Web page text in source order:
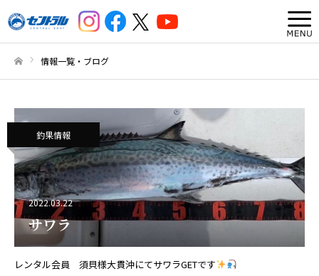
情報一覧・ブログ
釣果情報
2022.03.22
サワラ
レンタル会員 須貝様大貫沖にてサワラGETです